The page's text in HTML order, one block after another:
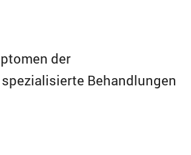
der
Behandlungen